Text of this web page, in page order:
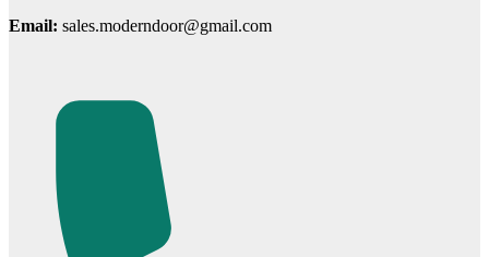
Email: sales.moderndoor@gmail.com